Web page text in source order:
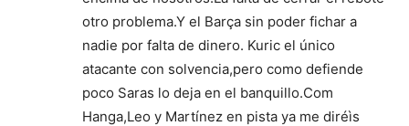
otro problema.Y el Barça sin poder fichar a
nadie por falta de dinero. Kuric el único
atacante con solvencia,pero como defiende
poco Saras lo deja en el banquillo.Com
Hanga,Leo y Martínez en pista ya me diréìs